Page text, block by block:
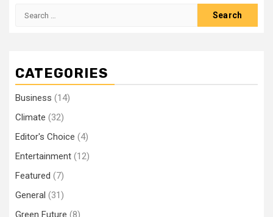
Search
CATEGORIES
Business (14)
Climate (32)
Editor's Choice (4)
Entertainment (12)
Featured (7)
General (31)
Green Future (8)